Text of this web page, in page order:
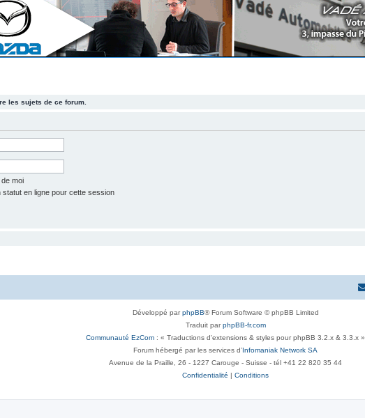
les sujets de ce forum.
moi
statut en ligne pour cette session
Développé parphpBB® Forum Software © phpBB Limited
Traduit parphpBB-fr.com
Communauté EzCom : « Traductions d'extensions & styles pour phpBB 3.2.x & 3.3.x »
Forum hébergé par les services d’Infomaniak Network SA
Avenue de la Praille, 26 - 1227 Carouge - Suisse - tél +41 22 820 35 44
Confidentialité | Conditions